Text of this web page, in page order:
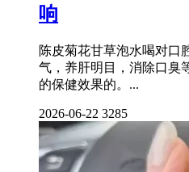
响
陈皮菊花甘草泡水喝对口
气，养肝明目，消除口臭
的保健效果的。...
2026-06-22 3285